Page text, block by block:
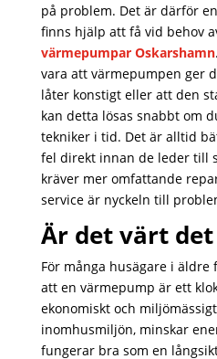
på problem. Det är därför
finns hjälp att få vid behov
värmepumpar Oskarshamn
vara att värmepumpen ger
låter konstigt eller att den
kan detta lösas snabbt om
tekniker i tid. Det är alltid
fel direkt innan de leder till
kräver mer omfattande
service är nyckeln till
Är det värt
För många husägare i
att en värmepump är ett
ekonomiskt och
inomhusmiljön, minskar
fungerar bra som en